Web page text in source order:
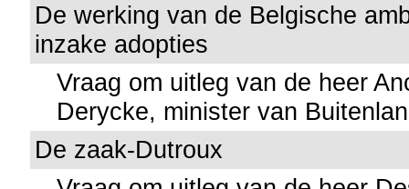
De werking van de Belgische
inzake adopties
Vraag om uitleg van de heer
Derycke, minister van
De zaak-Dutroux